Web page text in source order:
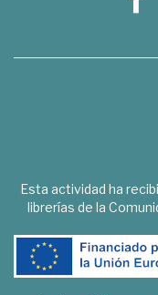
Esta actividad ha
librerías de la